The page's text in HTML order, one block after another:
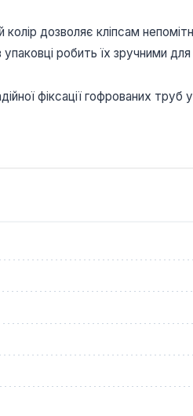
колір дозволяє кліпсам
упаковці робить їх зручними
фіксації гофрованих